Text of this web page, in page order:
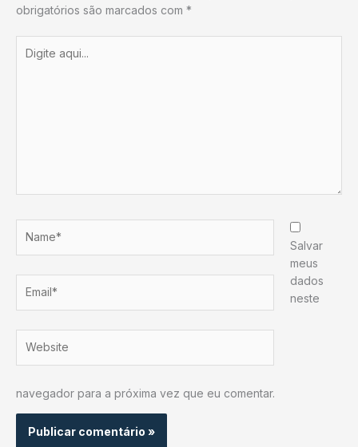
obrigatórios são marcados com *
aqui...
Salvar
meus
dados
neste
navegador para a próxima vez que eu comentar.